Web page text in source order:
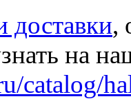
доставки,
на
catalog/